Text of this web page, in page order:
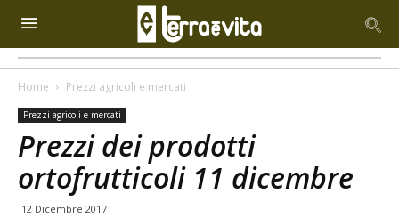
Home Prezzi agricoli e mercati
Prezzi agricoli e mercati
Prezzi dei prodotti
ortofrutticoli 11 dicembre
12 Dicembre 2017